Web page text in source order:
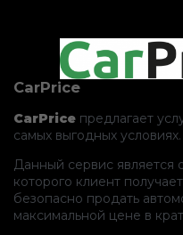
CarPrice
CarPrice предлагает
самых выгодных условиях.
Данный сервис
которого клиент
безопасно продать
максимальной цене в